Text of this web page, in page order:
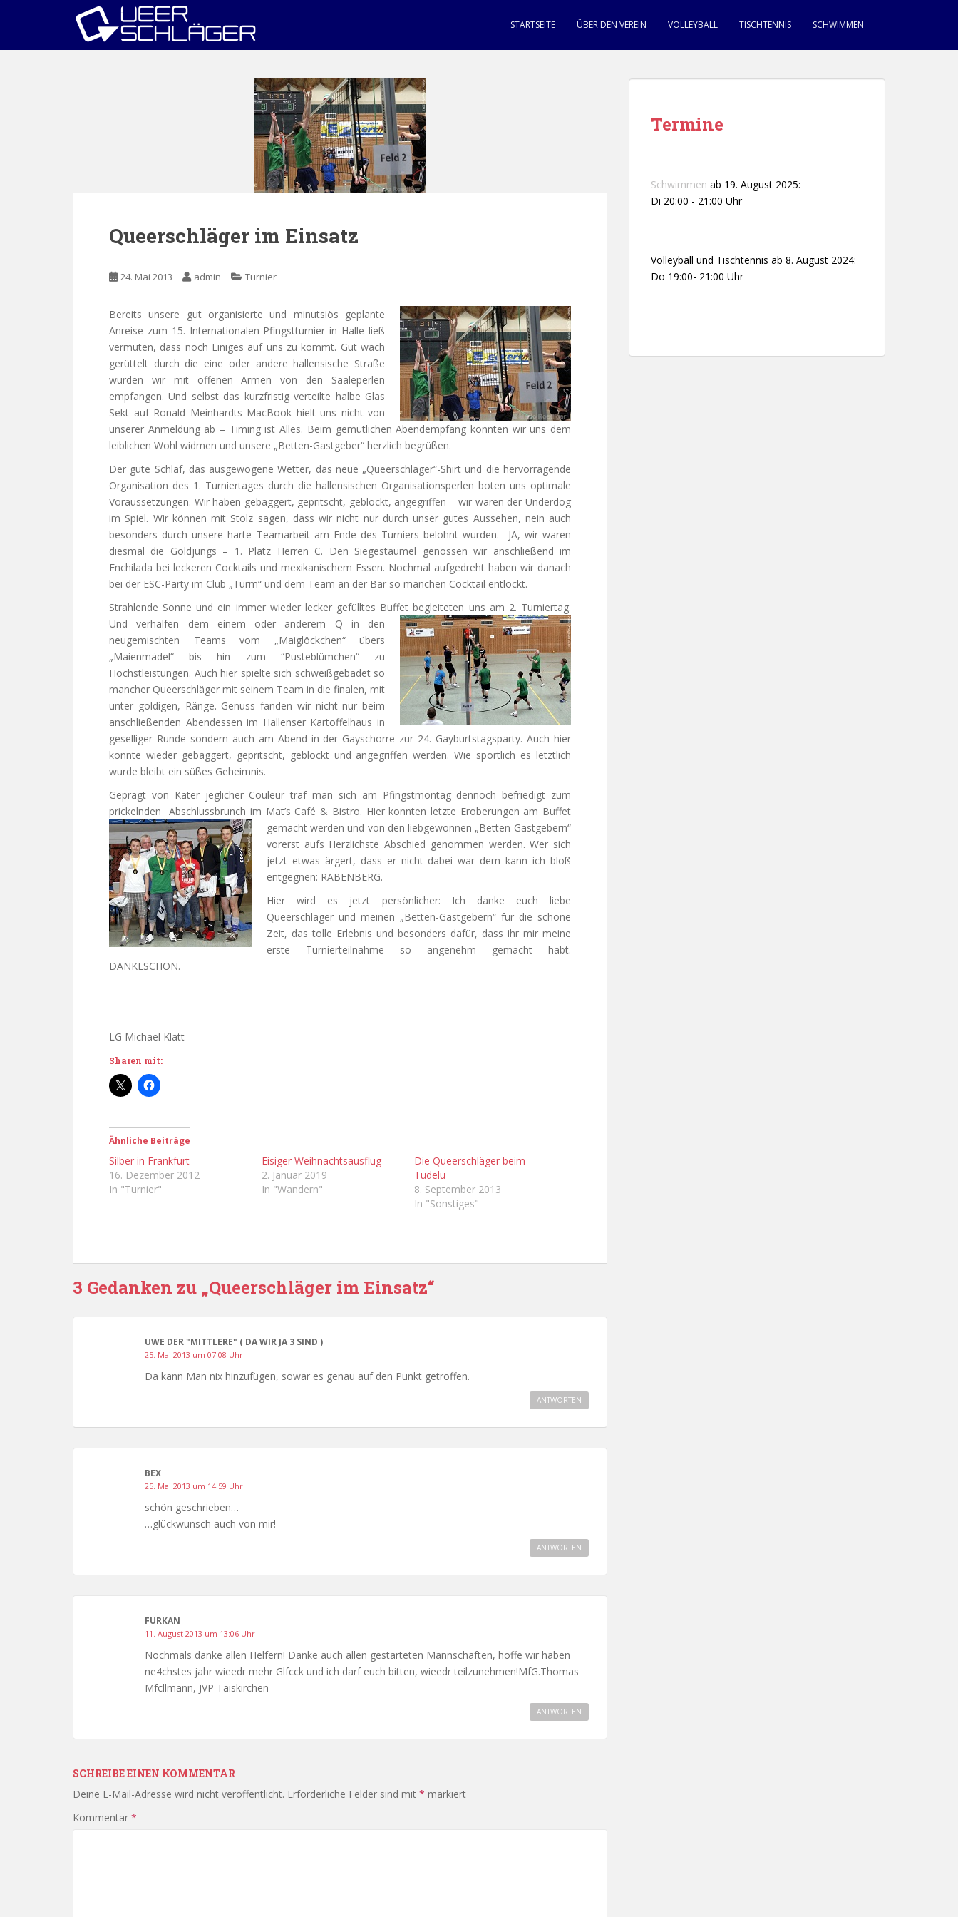
STARTSEITE ÜBER DEN VEREIN VOLLEYBALL TISCHTENNIS SCHWIMMEN
Queerschläger im Einsatz
24. Mai 2013 admin Turnier
Bereits unsere gut organisierte und minutsiös geplante
Anreise zum 15. Internationalen Pfingstturnier in Halle ließ
vermuten, dass noch Einiges auf uns zu kommt. Gut wach
gerüttelt durch die eine oder andere hallensische Straße
wurden wir mit offenen Armen von den Saaleperlen
empfangen. Und selbst das kurzfristig verteilte halbe Glas
Sekt auf Ronald Meinhardts MacBook hielt uns nicht von
unserer Anmeldung ab – Timing ist Alles. Beim gemütlichen Abendempfang konnten wir uns dem
leiblichen Wohl widmen und unsere „Betten-Gastgeber“ herzlich begrüßen.
Der gute Schlaf, das ausgewogene Wetter, das neue „Queerschläger“-Shirt und die hervorragende
Organisation des 1. Turniertages durch die hallensischen Organisationsperlen boten uns optimale
Voraussetzungen. Wir haben gebaggert, gepritscht, geblockt, angegriffen – wir waren der Underdog
im Spiel. Wir können mit Stolz sagen, dass wir nicht nur durch unser gutes Aussehen, nein auch
besonders durch unsere harte Teamarbeit am Ende des Turniers belohnt wurden. JA, wir waren
diesmal die Goldjungs – 1. Platz Herren C. Den Siegestaumel genossen wir anschließend im
Enchilada bei leckeren Cocktails und mexikanischem Essen. Nochmal aufgedreht haben wir danach
bei der ESC-Party im Club „Turm“ und dem Team an der Bar so manchen Cocktail entlockt.
Strahlende Sonne und ein immer wieder lecker gefülltes Buffet begleiteten uns am 2. Turniertag.
Und verhalfen dem einem oder anderem Q in den
neugemischten Teams vom „Maiglöckchen“ übers
„Maienmädel“ bis hin zum “Pusteblümchen“ zu
Höchstleistungen. Auch hier spielte sich schweißgebadet so
mancher Queerschläger mit seinem Team in die finalen, mit
unter goldigen, Ränge. Genuss fanden wir nicht nur beim
anschließenden Abendessen im Hallenser Kartoffelhaus in
geselliger Runde sondern auch am Abend in der Gayschorre zur 24. Gayburtstagsparty. Auch hier
konnte wieder gebaggert, gepritscht, geblockt und angegriffen werden. Wie sportlich es letztlich
wurde bleibt ein süßes Geheimnis.
Geprägt von Kater jeglicher Couleur traf man sich am Pfingstmontag dennoch befriedigt zum
prickelnden Abschlussbrunch im Mat’s Café & Bistro. Hier konnten letzte Eroberungen am Buffet
gemacht werden und von den liebgewonnen „Betten-Gastgebern“
vorerst aufs Herzlichste Abschied genommen werden. Wer sich
jetzt etwas ärgert, dass er nicht dabei war dem kann ich bloß
entgegnen: RABENBERG.
Hier wird es jetzt persönlicher: Ich danke euch liebe
Queerschläger und meinen „Betten-Gastgebern“ für die schöne
Zeit, das tolle Erlebnis und besonders dafür, dass ihr mir meine
erste Turnierteilnahme so angenehm gemacht habt.
DANKESCHÖN.
LG Michael Klatt
Sharen mit:
Ähnliche Beiträge
Silber in Frankfurt
16. Dezember 2012
In "Turnier"
Eisiger Weihnachtsausflug
2. Januar 2019
In "Wandern"
Die Queerschläger beim
Tüdelü
8. September 2013
In "Sonstiges"
3 Gedanken zu „Queerschläger im Einsatz“
UWE DER "MITTLERE" ( DA WIR JA 3 SIND )
25. Mai 2013 um 07:08 Uhr
Da kann Man nix hinzufügen, sowar es genau auf den Punkt getroffen.
ANTWORTEN
BEX
25. Mai 2013 um 14:59 Uhr
schön geschrieben…
…glückwunsch auch von mir!
ANTWORTEN
FURKAN
11. August 2013 um 13:06 Uhr
Nochmals danke allen Helfern! Danke auch allen gestarteten Mannschaften, hoffe wir haben
ne4chstes jahr wieedr mehr Glfcck und ich darf euch bitten, wieedr teilzunehmen!MfG.Thomas
Mfcllmann, JVP Taiskirchen
ANTWORTEN
SCHREIBE EINEN KOMMENTAR
Deine E-Mail-Adresse wird nicht veröffentlicht. Erforderliche Felder sind mit * markiert
Kommentar *
Termine
Schwimmen ab 19. August 2025:
Di 20:00 - 21:00 Uhr
Volleyball und Tischtennis ab 8. August 2024:
Do 19:00- 21:00 Uhr